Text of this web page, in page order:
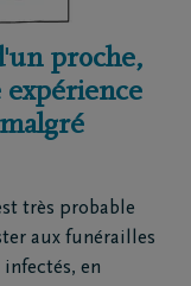
proche,
très probable
aux funérailles
en